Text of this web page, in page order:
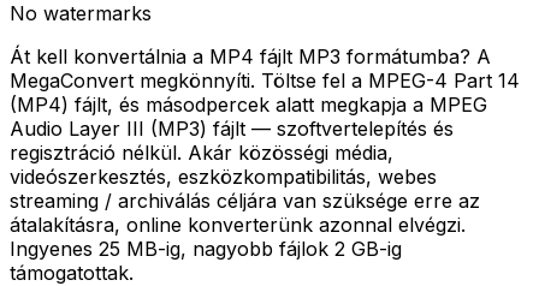
No watermarks
Át kell konvertálnia a MP4 fájlt MP3 formátumba? A
MegaConvert megkönnyíti. Töltse fel a MPEG-4 Part 14
(MP4) fájlt, és másodpercek alatt megkapja a MPEG
Audio Layer III (MP3) fájlt — szoftvertelepítés és
regisztráció nélkül. Akár közösségi média,
videószerkesztés, eszközkompatibilitás, webes
streaming / archiválás céljára van szüksége erre az
átalakításra, online konverterünk azonnal elvégzi.
Ingyenes 25 MB-ig, nagyobb fájlok 2 GB-ig
támogatottak.